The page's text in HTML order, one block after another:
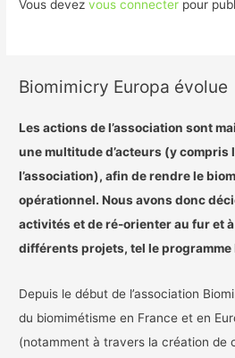
Vous devezvous connecter pour
Biomimicry Europa évolue
Les actions de l’association sont
une multitude d’acteurs (y compris
l’association), afin de rendre le
opérationnel. Nous avons donc
activités et de ré-orienter au fur et
différents projets, tel le programme
Depuis le début de l’association
du biomimétisme en France et en
(notamment à travers la création de